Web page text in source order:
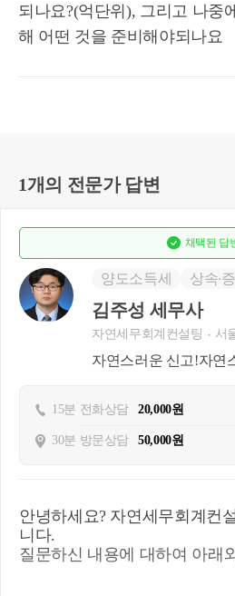
되나요?(억단위), 그리고 나중
해 어떤 것을 준비해야되나요
1개의 전문가 답변
채택된 답
양도소득세 상속∙
김주성 세무사
자연세무회계컨설팅 서
자연스러운 신고!자연
15분 전화상담 20,000원
30분 방문상담 50,000원
안녕하세요? 자연세무회계컨설팅 김주성 세무
니다.
질문하신 내용에 대하여 아래